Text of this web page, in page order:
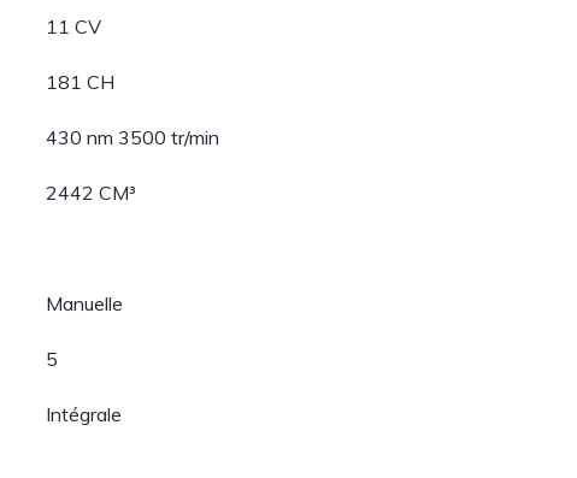
11 CV
181 CH
430 nm 3500 tr/min
2442 CM³
Manuelle
5
Intégrale